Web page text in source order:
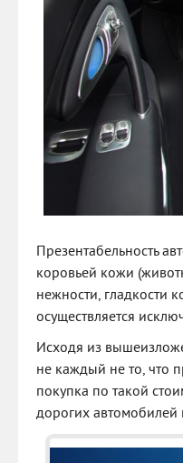
Презентабельность
коровьей кожи
нежности, гладкости
осуществляется
Исходя из
не каждый не то, что
покупка по такой
дорогих